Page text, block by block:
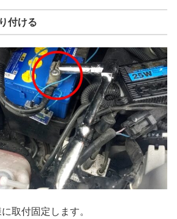
付ける
取付固定します。